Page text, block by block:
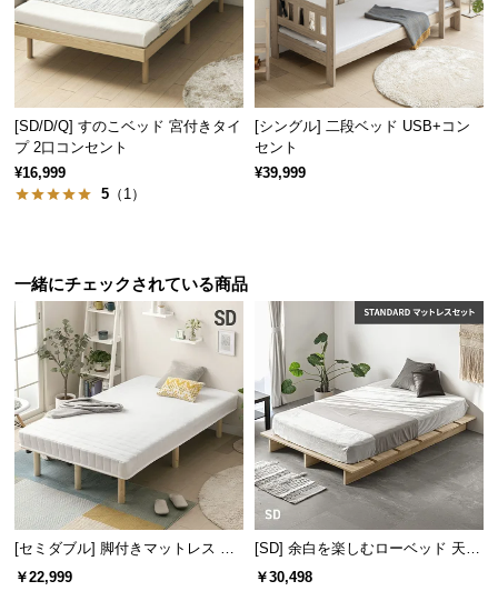
キ
ャ
ン
ル
に
つ
い
証
つ
い
会
員
規
約
に
つ
[SD/D/Q] すのこベッド 宮付きタイ
プ 2口コンセント
¥16,999
5 （1）
[シングル] 二段ベッド USB+コン
セント
¥39,999
一緒にチェックされている商品
[セミダブル] 脚付きマットレス 脚
長25cm ボンネルコイル
￥22,999
[SD] 余白を楽しむローベッド 天然
木調 ステージベッド マットレス付
￥30,498